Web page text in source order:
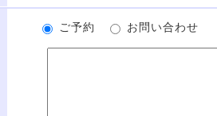
ご予約 お問い合わせ